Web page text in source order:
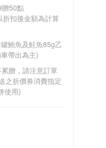
50點
扣後金額為計算
鮪魚及鮭魚85g乙
帶出為主)
贈，請注意訂單
之折價券消費指定
使用)